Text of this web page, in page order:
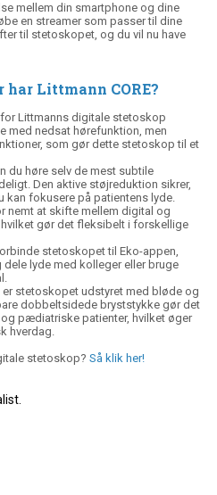
mellem din smartphone og dine
en streamer som passer til dine
til stetoskopet, og du vil nu have
Littmann CORE?
Littmanns digitale stetoskop
med nedsat hørefunktion, men
som gør dette stetoskop til et
du høre selv de mest subtile
Den aktive støjreduktion sikrer,
fokusere på patientens lyde.
nemt at skifte mellem digital og
gør det fleksibelt i forskellige
stetoskopet til Eko-appen,
lyde med kolleger eller bruge
stetoskopet udstyret med bløde og
dobbeltsidede bryststykke gør det
pædiatriske patienter, hvilket øger
hverdag.
stetoskop? Så klik her!